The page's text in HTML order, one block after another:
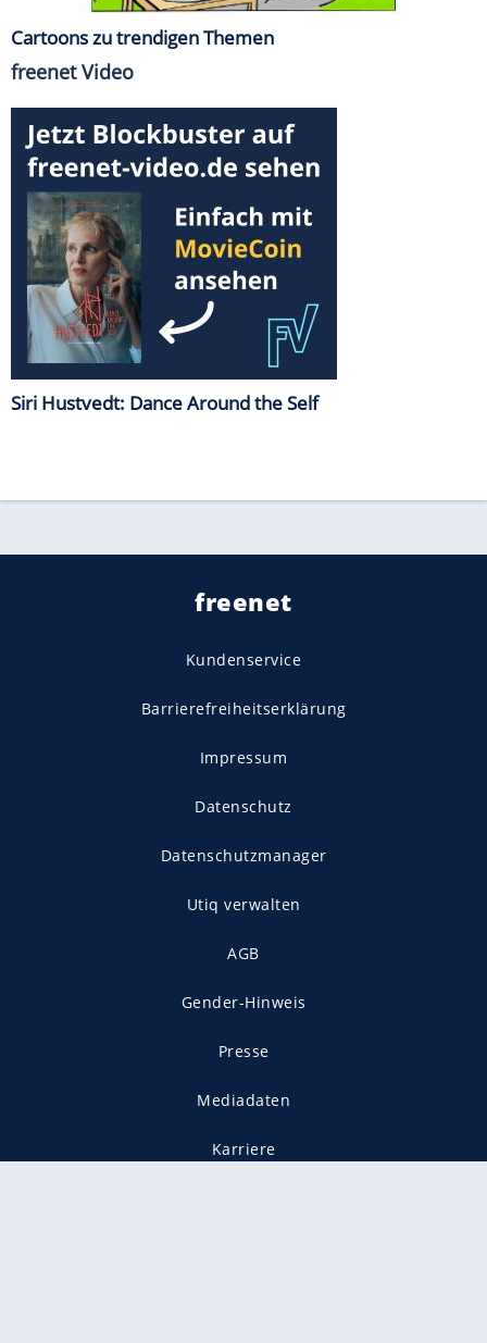
Cartoons zu trendigen Themen
freenet Video
Siri Hustvedt: Dance Around the Self
freenet
Kundenservice
Barrierefreiheitserklärung
Impressum
Datenschutz
Datenschutzmanager
Utiq verwalten
AGB
Gender-Hinweis
Presse
Mediadaten
Karriere